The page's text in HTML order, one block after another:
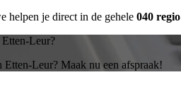
helpen je direct in de gehele 040 regio
Leur?
Leur? Maak nu een afspraak!